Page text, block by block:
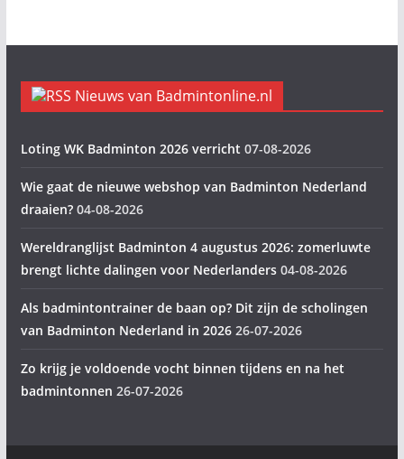
Nieuws van Badmintonline.nl
Loting WK Badminton 2026 verricht 07-08-2026
Wie gaat de nieuwe webshop van Badminton Nederland
draaien? 04-08-2026
Wereldranglijst Badminton 4 augustus 2026: zomerluwte
brengt lichte dalingen voor Nederlanders 04-08-2026
Als badmintontrainer de baan op? Dit zijn de scholingen
van Badminton Nederland in 2026 26-07-2026
Zo krijg je voldoende vocht binnen tijdens en na het
badmintonnen 26-07-2026